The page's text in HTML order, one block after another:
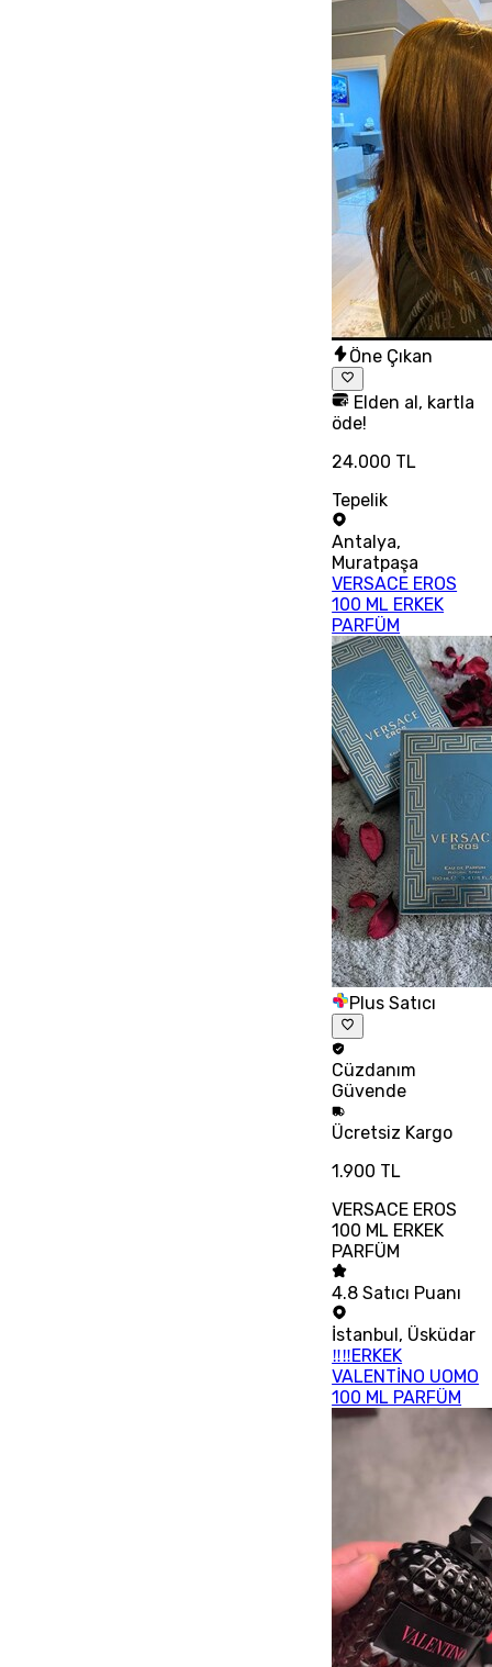
Öne Çıkan
Elden al, kartla
öde!
24.000 TL
Tepelik
Antalya,
Muratpaşa
VERSACE EROS
100 ML ERKEK
PARFÜM
Plus Satıcı
Cüzdanım
Güvende
Ücretsiz Kargo
1.900 TL
VERSACE EROS
100 ML ERKEK
PARFÜM
4.8 Satıcı Puanı
İstanbul, Üsküdar
‼‼ERKEK
VALENTİNO UOMO
100 ML PARFÜM